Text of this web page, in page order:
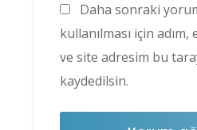
Daha sonraki
kullanılması için
ve site adresim bu
kaydedilsin.